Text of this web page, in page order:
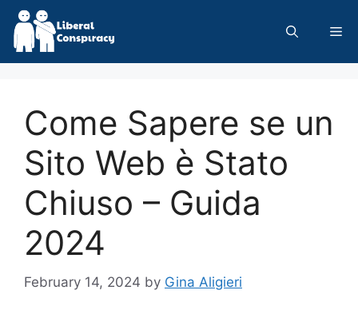
Skip
content
Come Sapere se un
Sito Web è Stato
Chiuso – Guida
2024
February 14, 2024 by Gina Aligieri